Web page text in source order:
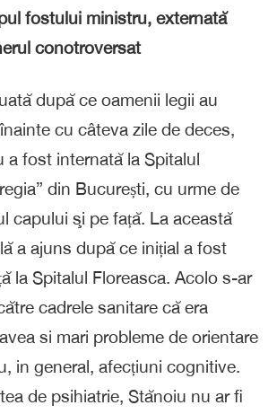
fostului ministru, externată
conotroversat
după ce oamenii legii au
cu câteva zile de deces,
a fost internată la Spitalul
din București, cu urme de
capului şi pe față. La această
a ajuns după ce inițial a fost
la Spitalul Floreasca. Acolo s-ar
cadrele sanitare că era
si mari probleme de orientare
in general, afecțiuni cognitive.
de psihiatrie, Stănoiu nu ar fi